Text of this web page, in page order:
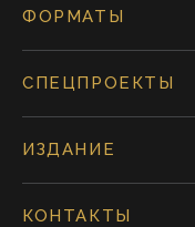
ФОРМАТЫ
СПЕЦПРОЕКТЫ
ИЗДАНИЕ
КОНТАКТЫ